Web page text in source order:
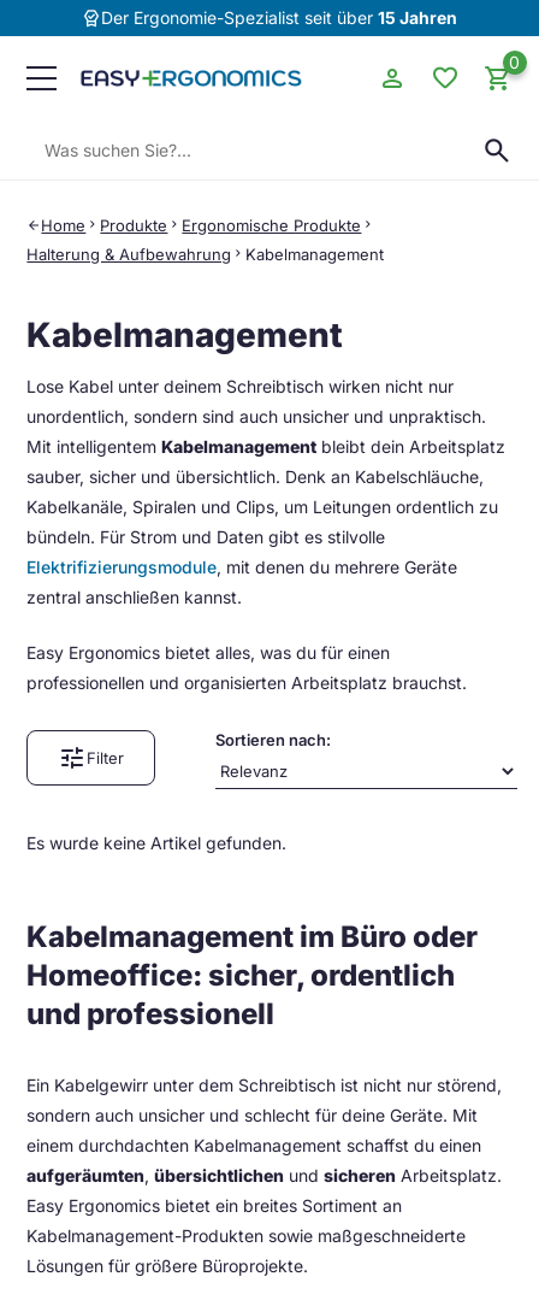
editor_choiceDer Ergonomie-Spezialist seit über 15 Jahren
search
person favorite 0
shopping_cart
arrow_back Home chevron_right Produkte chevron_right Ergonomische Produkte chevron_right
Halterung & Aufbewahrung chevron_right Kabelmanagement
Kabelmanagement
Lose Kabel unter deinem Schreibtisch wirken nicht nur
unordentlich, sondern sind auch unsicher und unpraktisch.
Mit intelligentemKabelmanagement bleibt dein Arbeitsplatz
sauber, sicher und übersichtlich. Denk an Kabelschläuche,
Kabelkanäle, Spiralen und Clips, um Leitungen ordentlich zu
bündeln. Für Strom und Daten gibt es stilvolle
Elektrifizierungs­module, mit denen du mehrere Geräte
zentral anschließen kannst.
Easy Ergonomics bietet alles, was du für einen
professionellen und organisierten Arbeitsplatz brauchst.
tune Filter
Sortieren nach:
Es wurde keine Artikel gefunden.
Kabelmanagement im Büro oder
Homeoffice: sicher, ordentlich
und professionell
Ein Kabelgewirr unter dem Schreibtisch ist nicht nur störend,
sondern auch unsicher und schlecht für deine Geräte. Mit
einem durchdachten Kabelmanagement schaffst du einen
aufgeräumten,übersichtlichen undsicheren Arbeitsplatz.
Easy Ergonomics bietet ein breites Sortiment an
Kabelmanagement-Produkten sowie maßgeschneiderte
Lösungen für größere Büroprojekte.